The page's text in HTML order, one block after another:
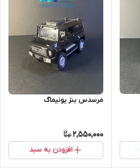
مرسدس بنز یونیماگ
2,550,000
افزودن به سبد